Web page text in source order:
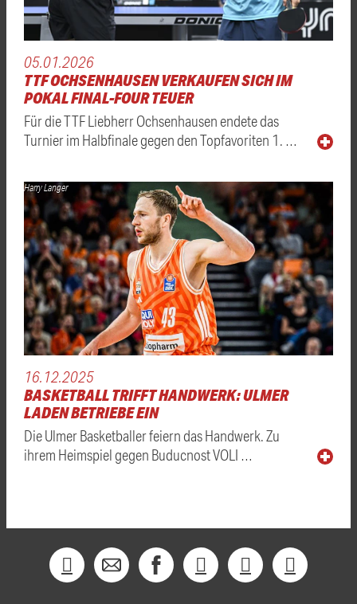
05.01.2026
TTF OCHSENHAUSEN VERKAUFEN SICH IM
POKAL FINAL-FOUR TEUER
Für die TTF Liebherr Ochsenhausen endete das
Turnier im Halbfinale gegen den Topfavoriten 1. …
Harry Langer
16.12.2025
BASKETBALL TRIFFT HANDWERK: ULMER
LADEN BETRIEBE EIN
Die Ulmer Basketballer feiern das Handwerk. Zu
ihrem Heimspiel gegen Buducnost VOLI …